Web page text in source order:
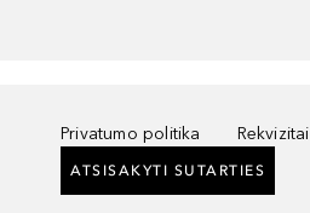
Privatumo politika Rekvizitai
ATSISAKYTI SUTARTIES